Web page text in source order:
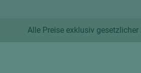
Alle Preise exklusiv gesetzlicher